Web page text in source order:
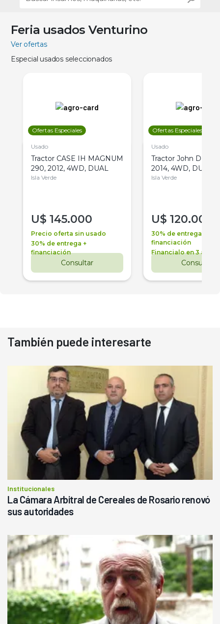
Feria usados Venturino
Ver ofertas
Especial usados seleccionados
Ofertas Especiales
Usado
Tractor CASE IH MAGNUM
290, 2012, 4WD, DUAL
Isla Verde
U$ 145.000
Precio oferta sin usado
30% de entrega +
financiación
Consultar
Ofertas Especiales
Usado
Tractor John Deere
2014, 4WD, DUAL
Isla Verde
U$ 120.000
30% de entrega +
financiación
Financialo en 3 años
Consultar
También puede interesarte
Institucionales
La Cámara Arbitral de Cereales de Rosario renovó
sus autoridades